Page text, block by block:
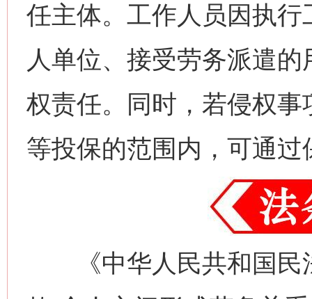
任主体。工作人员因执
人单位、接受劳务派遣
权责任。同时，若侵权
等投保的范围内，可通
《中华人民共和国民